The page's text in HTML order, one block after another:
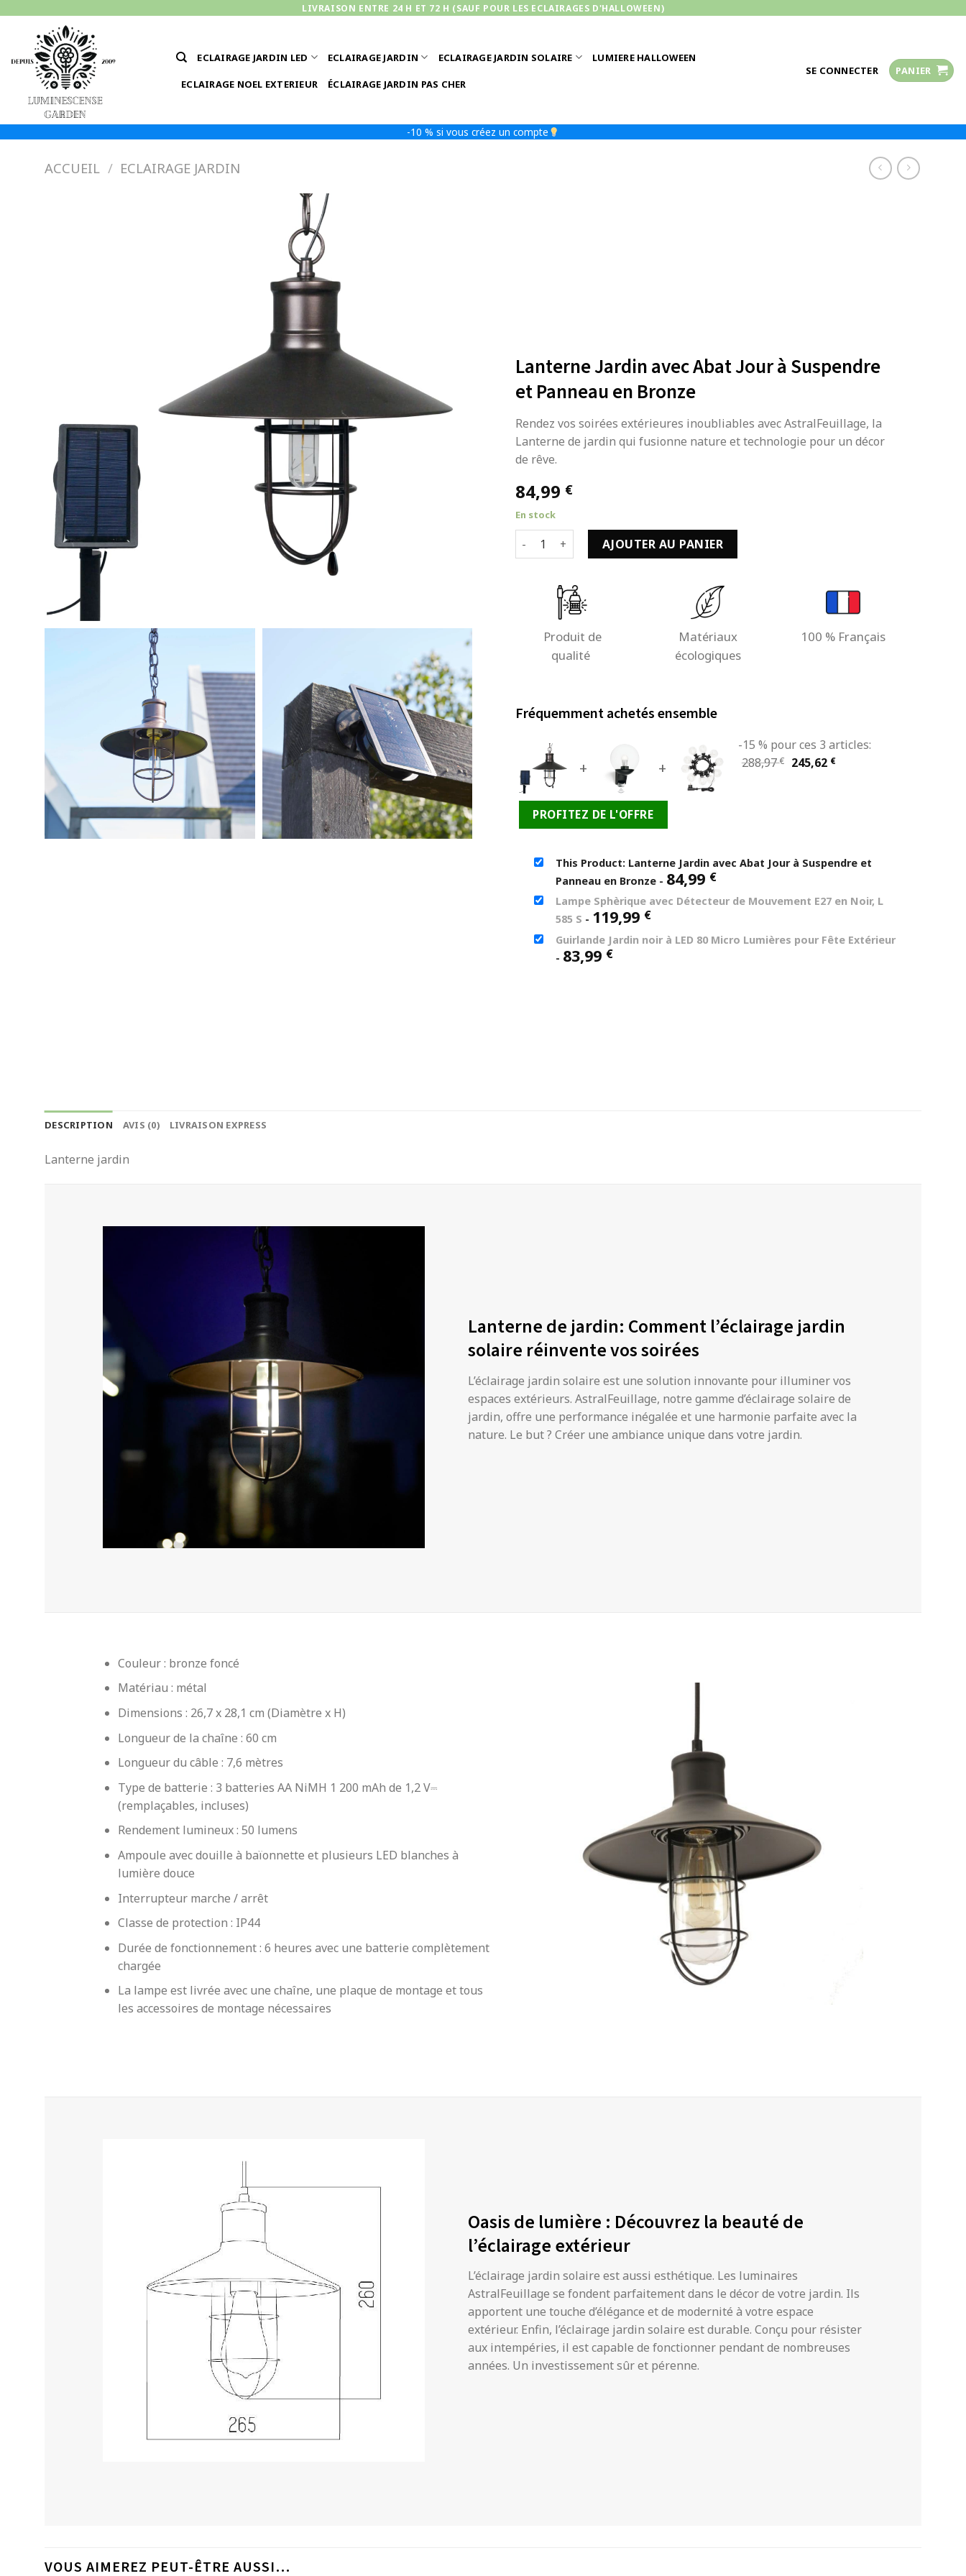
contenu
LIVRAISON ENTRE 24 H ET 72 H (SAUF POUR LES ECLAIRAGES D'HALLOWEEN)
ECLAIRAGE JARDIN LED ECLAIRAGE JARDIN ECLAIRAGE JARDIN SOLAIRE LUMIERE HALLOWEEN
ECLAIRAGE NOEL EXTERIEUR ÉCLAIRAGE JARDIN PAS CHER
SE CONNECTER PANIER
-10 % si vous créez un compte
ACCUEIL / ECLAIRAGE JARDIN
Lanterne Jardin avec Abat Jour à Suspendre
et Panneau en Bronze
Rendez vos soirées extérieures inoubliables avec AstralFeuillage, la
Lanterne de jardin qui fusionne nature et technologie pour un décor
de rêve.
84,99 €
En stock
quantité de Lanterne Jardin avec Abat Jour à Suspendre et Panneau en Bronze
AJOUTER AU PANIER
Produit de
qualité
Matériaux
écologiques
100 % Français
Fréquemment achetés ensemble
+ +
-15 % pour ces 3 articles:
288,97€
Le
245,62 €Le
PROFITEZ DE L'OFFRE
This Product: Lanterne Jardin avec Abat Jour à Suspendre et
Panneau en Bronze - 84,99 €
Lampe Sphèrique avec Détecteur de Mouvement E27 en Noir, L
585 S - 119,99 €
Guirlande Jardin noir à LED 80 Micro Lumières pour Fête Extérieur
- 83,99 €
DESCRIPTION AVIS (0) LIVRAISON EXPRESS
Lanterne jardin
Lanterne de jardin: Comment l’éclairage jardin
solaire réinvente vos soirées
L’éclairage jardin solaire est une solution innovante pour illuminer vos
espaces extérieurs. AstralFeuillage, notre gamme d’éclairage solaire de
jardin, offre une performance inégalée et une harmonie parfaite avec la
nature. Le but ? Créer une ambiance unique dans votre jardin.
Couleur : bronze foncé
Matériau : métal
Dimensions : 26,7 x 28,1 cm (Diamètre x H)
Longueur de la chaîne : 60 cm
Longueur du câble : 7,6 mètres
Type de batterie : 3 batteries AA NiMH 1 200 mAh de 1,2 V⎓
(remplaçables, incluses)
Rendement lumineux : 50 lumens
Ampoule avec douille à baïonnette et plusieurs LED blanches à
lumière douce
Interrupteur marche / arrêt
Classe de protection : IP44
Durée de fonctionnement : 6 heures avec une batterie complètement
chargée
La lampe est livrée avec une chaîne, une plaque de montage et tous
les accessoires de montage nécessaires
Oasis de lumière : Découvrez la beauté de
l’éclairage extérieur
L’éclairage jardin solaire est aussi esthétique. Les luminaires
AstralFeuillage se fondent parfaitement dans le décor de votre jardin. Ils
apportent une touche d’élégance et de modernité à votre espace
extérieur. Enfin, l’éclairage jardin solaire est durable. Conçu pour résister
aux intempéries, il est capable de fonctionner pendant de nombreuses
années. Un investissement sûr et pérenne.
VOUS AIMEREZ PEUT-ÊTRE AUSSI…